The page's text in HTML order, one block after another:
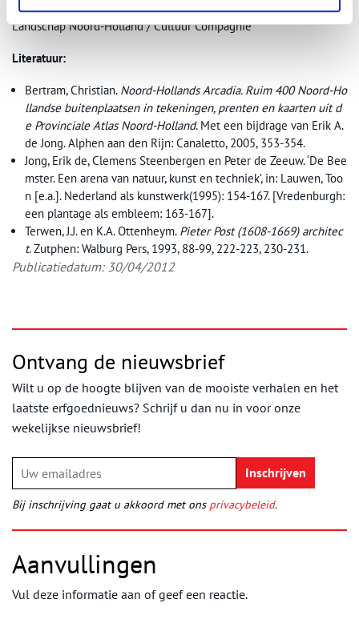
Landschap Noord-Holland / Cultuur Compagnie
Literatuur:
Bertram, Christian. Noord-Hollands Arcadia. Ruim 400 Noord-Ho
llandse buitenplaatsen in tekeningen, prenten en kaarten uit d
e Provinciale Atlas Noord-Holland. Met een bijdrage van Erik A.
de Jong. Alphen aan den Rijn: Canaletto, 2005, 353-354.
Jong, Erik de, Clemens Steenbergen en Peter de Zeeuw. ‘De Bee
mster. Een arena van natuur, kunst en techniek’, in: Lauwen, Too
n [e.a.]. Nederland als kunstwerk(1995): 154-167. [Vredenburgh:
een plantage als embleem: 163-167].
Terwen, J.J. en K.A. Ottenheym. Pieter Post (1608-1669) architec
t. Zutphen: Walburg Pers, 1993, 88-99, 222-223, 230-231.
Publicatiedatum: 30/04/2012
Ontvang de nieuwsbrief
Wilt u op de hoogte blijven van de mooiste verhalen en het
laatste erfgoednieuws? Schrijf u dan nu in voor onze
wekelijkse nieuwsbrief!
Bij inschrijving gaat u akkoord met ons privacybeleid.
Aanvullingen
Vul deze informatie aan of geef een reactie.